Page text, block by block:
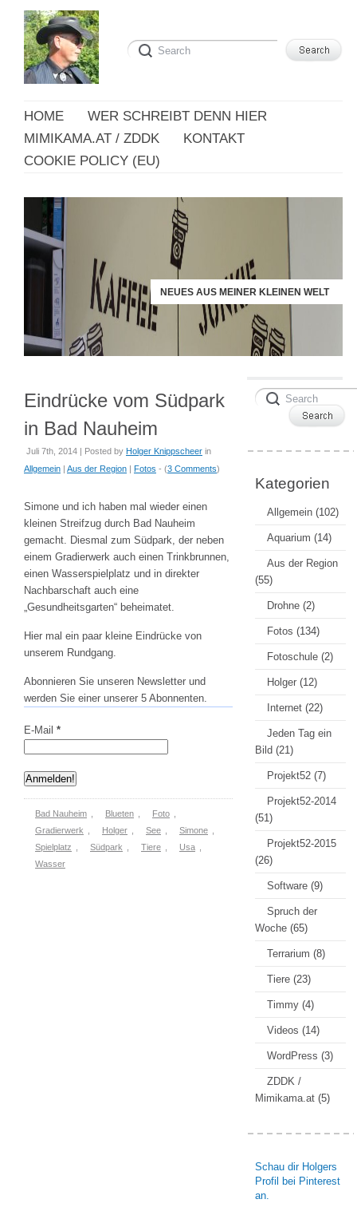
HOME
WER SCHREIBT DENN HIER
MIMIKAMA.AT / ZDDK
KONTAKT
COOKIE POLICY (EU)
NEUES AUS MEINER KLEINEN WELT
Eindrücke vom Südpark
in Bad Nauheim
Juli 7th, 2014 | Posted by Holger Knippscheer in
Allgemein | Aus der Region | Fotos - (3 Comments)
Simone und ich haben mal wieder einen
kleinen Streifzug durch Bad Nauheim
gemacht. Diesmal zum Südpark, der neben
einem Gradierwerk auch einen Trinkbrunnen,
einen Wasserspielplatz und in direkter
Nachbarschaft auch eine
„Gesundheitsgarten“ beheimatet.
Hier mal ein paar kleine Eindrücke von
unserem Rundgang.
Abonnieren Sie unseren Newsletter und
werden Sie einer unserer 5 Abonnenten.
E-Mail *
Bad Nauheim , Blueten , Foto ,
Gradierwerk , Holger , See , Simone ,
Spielplatz , Südpark , Tiere , Usa ,
Wasser
Kategorien
Allgemein (102)
Aquarium (14)
Aus der Region
(55)
Drohne (2)
Fotos (134)
Fotoschule (2)
Holger (12)
Internet (22)
Jeden Tag ein
Bild (21)
Projekt52 (7)
Projekt52-2014
(51)
Projekt52-2015
(26)
Software (9)
Spruch der
Woche (65)
Terrarium (8)
Tiere (23)
Timmy (4)
Videos (14)
WordPress (3)
ZDDK /
Mimikama.at (5)
Schau dir Holgers
Profil bei Pinterest
an.